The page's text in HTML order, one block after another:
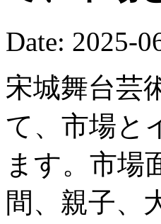
Date: 2025-
宋城舞台芸
て、市場と
ます。市場
間、親子、